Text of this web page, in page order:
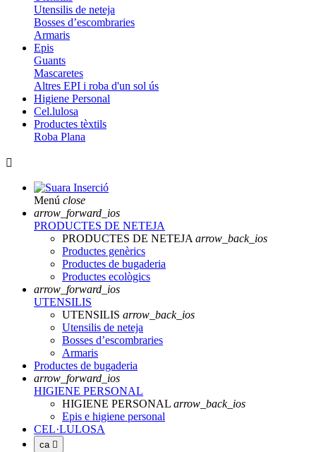
Utensilis de neteja
Bosses d’escombraries
Armaris
Epis
Guants
Mascaretes
Altres EPI i roba d'un sol ús
Higiene Personal
Cel.lulosa
Productes tèxtils
Roba Plana

Menú close
arrow_forward_ios
PRODUCTES DE NETEJA
PRODUCTES DE NETEJA arrow_back_ios
Productes genèrics
Productes de bugaderia
Productes ecològics
arrow_forward_ios
UTENSILIS
UTENSILIS arrow_back_ios
Utensilis de neteja
Bosses d’escombraries
Armaris
Productes de bugaderia
arrow_forward_ios
HIGIENE PERSONAL
HIGIENE PERSONAL arrow_back_ios
Epis e higiene personal
CEL·LULOSA
ca 